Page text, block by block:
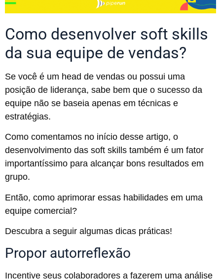
Como desenvolver soft skills
da sua equipe de vendas?
Se você é um head de vendas ou possui uma
posição de liderança, sabe bem que o sucesso da
equipe não se baseia apenas em técnicas e
estratégias.
Como comentamos no início desse artigo, o
desenvolvimento das soft skills também é um fator
importantíssimo para alcançar bons resultados em
grupo.
Então, como aprimorar essas habilidades em uma
equipe comercial?
Descubra a seguir algumas dicas práticas!
Propor autorreflexão
Incentive seus colaboradores a fazerem uma análise